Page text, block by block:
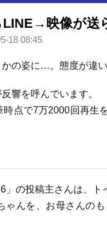
18 08:45
の姿に…。態度が違
響を呼んでいます。
点で7万2000回再生
」の投稿主さんは、
ゃんを、お母さんの